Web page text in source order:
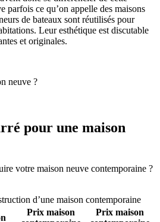
parfois ce qu’on appelle des maisons
de bateaux sont réutilisés pour
Leur esthétique est discutable
et originales.
neuve ?
pour une maison
votre maison neuve contemporaine ?
d’une maison contemporaine
Prix maison
Prix maison